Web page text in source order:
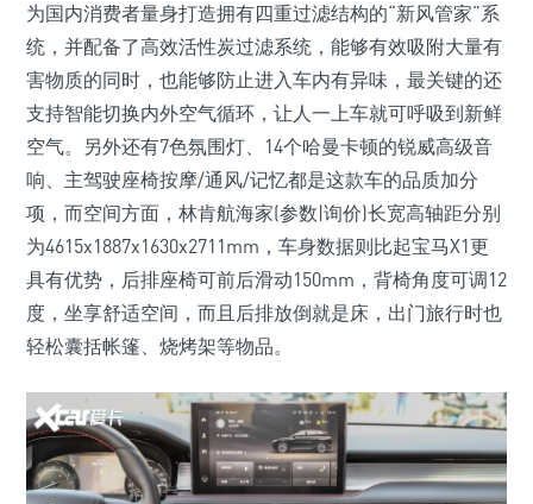
为国内消费者量身打造拥有四重过滤结构的“新风管家”系
统，并配备了高效活性炭过滤系统，能够有效吸附大量有
害物质的同时，也能够防止进入车内有异味，最关键的还
支持智能切换内外空气循环，让人一上车就可呼吸到新鲜
空气。另外还有7色氛围灯、14个哈曼卡顿的锐威高级音
响、主驾驶座椅按摩/通风/记忆都是这款车的品质加分
项，而空间方面，林肯航海家(参数|询价)长宽高轴距分别
为4615x1887x1630x2711mm，车身数据则比起宝马X1更
具有优势，后排座椅可前后滑动150mm，背椅角度可调12
度，坐享舒适空间，而且后排放倒就是床，出门旅行时也
轻松囊括帐篷、烧烤架等物品。